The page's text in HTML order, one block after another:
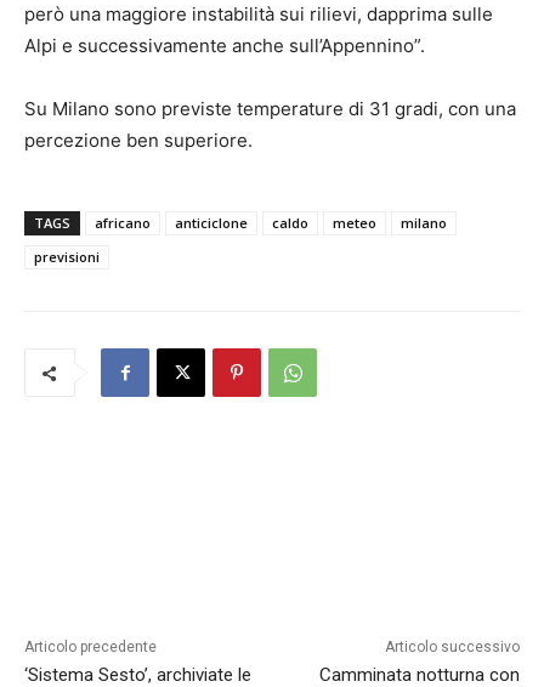
però una maggiore instabilità sui rilievi, dapprima sulle
Alpi e successivamente anche sull’Appennino”.
Su Milano sono previste temperature di 31 gradi, con una
percezione ben superiore.
TAGS africano anticiclone caldo meteo
milano
previsioni
Articolo precedente
‘Sistema Sesto’, archiviate le
Articolo successivo
Camminata notturna con